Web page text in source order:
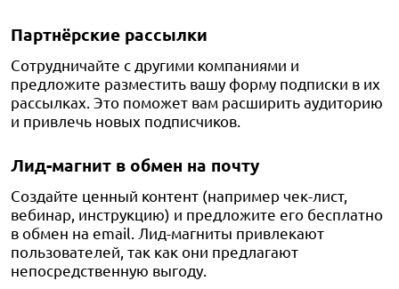
Партнёрские рассылки
Сотрудничайте с другими компаниями и
предложите разместить вашу форму подписки в их
рассылках. Это поможет вам расширить аудиторию
и привлечь новых подписчиков.
Лид-магнит в обмен на почту
Создайте ценный контент (например чек-лист,
вебинар, инструкцию) и предложите его бесплатно
в обмен на email. Лид-магниты привлекают
пользователей, так как они предлагают
непосредственную выгоду.